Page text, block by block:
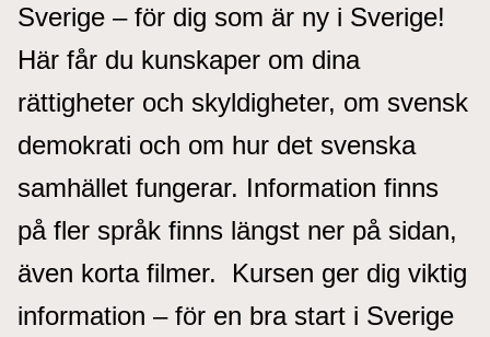
Sverige – för dig som är ny i Sverige!
Här får du kunskaper om dina
rättigheter och skyldigheter, om svensk
demokrati och om hur det svenska
samhället fungerar. Information finns
på fler språk finns längst ner på sidan,
även korta filmer. Kursen ger dig viktig
information – för en bra start i Sverige